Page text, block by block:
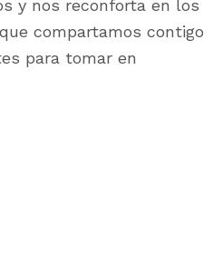
y nos reconforta en los
compartamos contigo
para tomar en